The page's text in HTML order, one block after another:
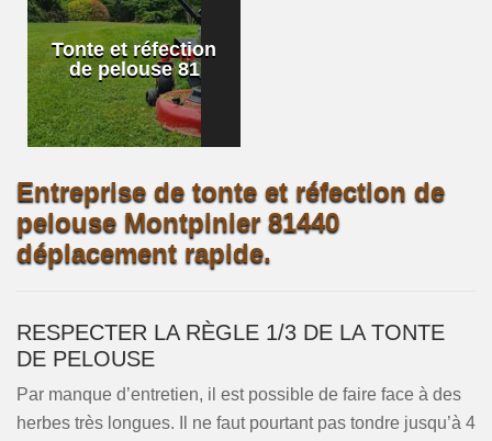
Tonte et réfection
de pelouse 81
Entreprise de tonte et réfection de
pelouse Montpinier 81440
déplacement rapide.
RESPECTER LA RÈGLE 1/3 DE LA TONTE
DE PELOUSE
Par manque d’entretien, il est possible de faire face à des
herbes très longues. Il ne faut pourtant pas tondre jusqu’à 4